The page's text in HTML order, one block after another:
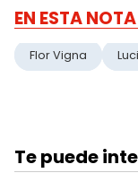
EN ESTA NOTA
Flor Vigna